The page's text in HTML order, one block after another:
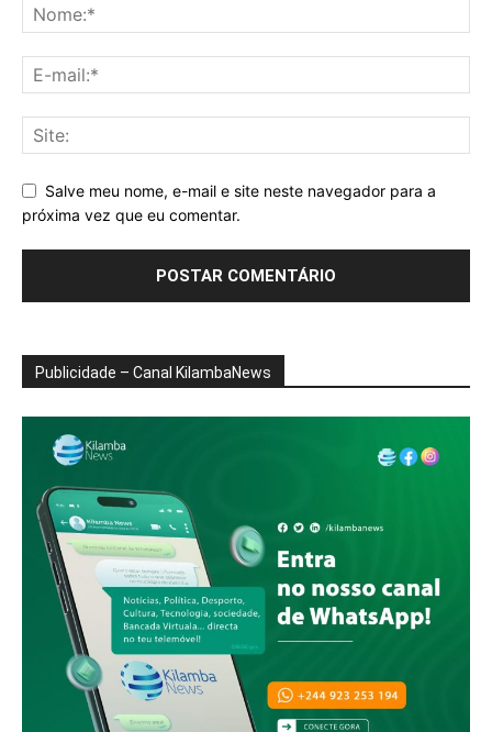
Salve meu nome, e-mail e site neste navegador para a
próxima vez que eu comentar.
Publicidade – Canal KilambaNews